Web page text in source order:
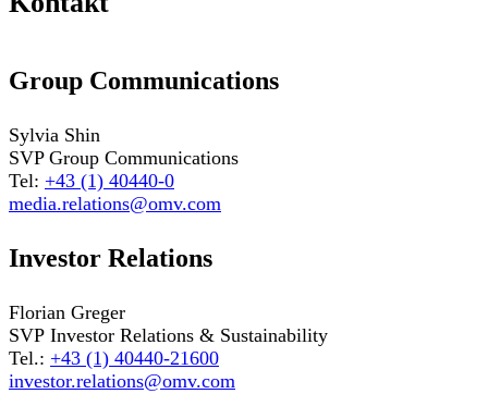
Group Communications
Sylvia Shin
SVP Group Communications
Tel: +43 (1) 40440-0
media.relations@omv.com
Investor Relations
Florian Greger
SVP Investor Relations & Sustainability
Tel.: +43 (1) 40440-21600
investor.relations@omv.com